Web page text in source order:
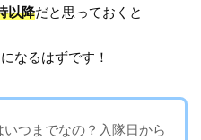
以降だと思っておくと
なるはずです！
つまでなの？入隊日から